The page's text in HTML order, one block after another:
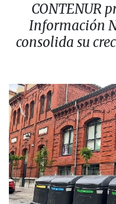
CONTENUR
Información
consolida su